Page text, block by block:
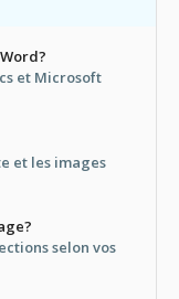
et Microsoft
et les images
selon vos